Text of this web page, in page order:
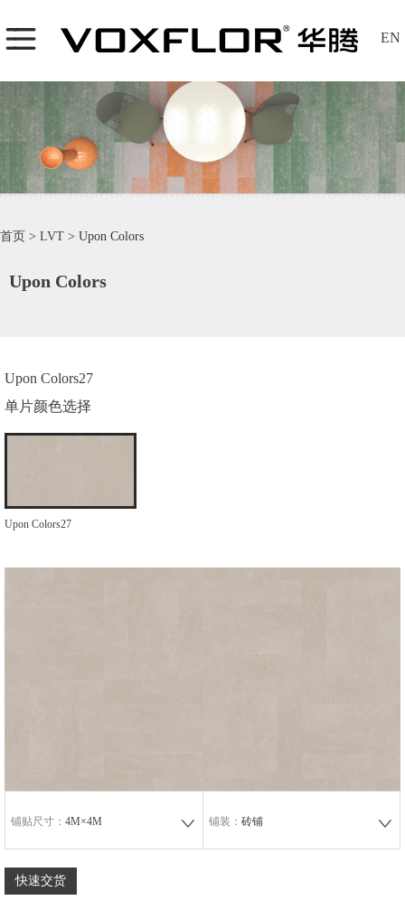
EN
首页 > LVT > Upon Colors
Upon Colors
Upon Colors27
单片颜色选择
Upon Colors27
铺贴尺寸： 4M×4M 铺装： 砖铺
快速交货